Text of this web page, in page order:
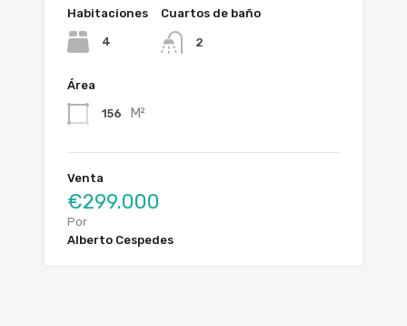
Habitaciones
4
Cuartos de baño
2
Área
156 M²
Venta
€299.000
Por
Alberto Cespedes